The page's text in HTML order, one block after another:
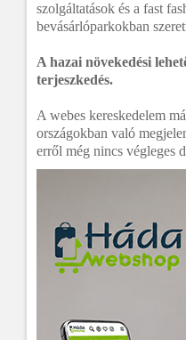
szolgáltatások és a fast
bevásárlóparkokban
A hazai növekedési
terjeszkedés.
A webes kereskedelem
országokban való
erről még nincs végleges